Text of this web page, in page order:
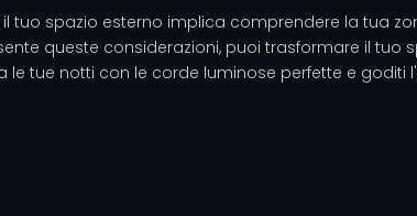
tuo spazio esterno implica comprendere la tua
queste considerazioni, puoi trasformare il tuo
le tue notti con le corde luminose perfette e